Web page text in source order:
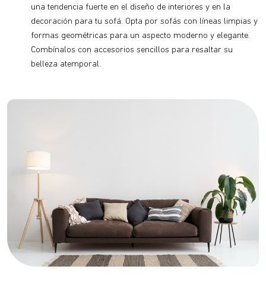
una tendencia fuerte en el diseño de interiores y en la
decoración para tu sofá. Opta por sofás con líneas limpias y
formas geométricas para un aspecto moderno y elegante.
Combínalos con accesorios sencillos para resaltar su
belleza atemporal.